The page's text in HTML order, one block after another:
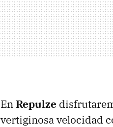
EnRepulze
vertiginosa velocidad